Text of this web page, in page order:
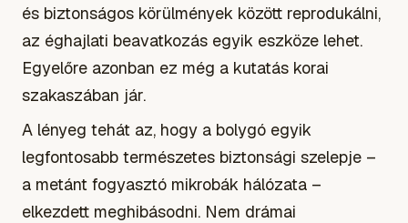
és biztonságos körülmények között reprodukálni,
az éghajlati beavatkozás egyik eszköze lehet.
Egyelőre azonban ez még a kutatás korai
szakaszában jár.
A lényeg tehát az, hogy a bolygó egyik
legfontosabb természetes biztonsági szelepje –
a metánt fogyasztó mikrobák hálózata –
elkezdett meghibásodni. Nem drámai